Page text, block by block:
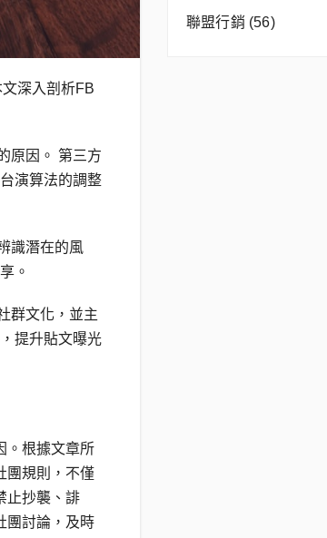
深入剖析FB
原因。 第三方
演算法的調整
識潛在的風
。
群文化，並主
提升貼文曝光
。根據文章所
團規則，不僅
止抄襲、誹
團討論，及時
聯盟行銷 (56)